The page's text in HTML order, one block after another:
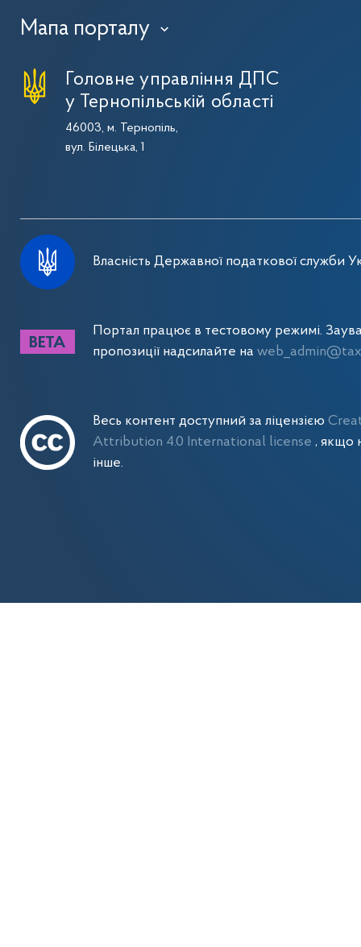
Мапа порталу ›
Головне управління ДПС
у Тернопільській області
46003, м. Тернопіль,
вул. Білецька, 1
Власність Державної податкової служби
Портал працює в тестовому режимі.
пропозиції надсилайте на
Весь контент доступний за ліцензією
Attribution 4.0 International license , якщо
інше.